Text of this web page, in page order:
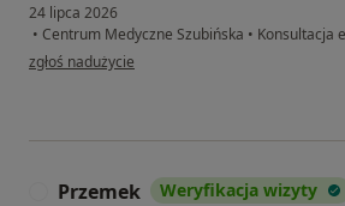
24 lipca 2026
• Centrum Medyczne Szubińska • Konsultacja
w opinii użytkownika Mohamed
zgłoś nadużycie
Przemek Weryfikacja wizyty